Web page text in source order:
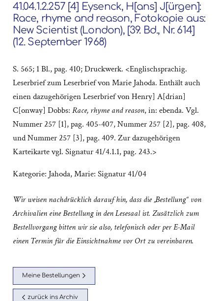
41.04.1.2.257 [4] Eysenck, H[ans] J[ürgen]:
Race, rhyme and reason, Fotokopie aus:
New Scientist (London), [39. Bd., Nr. 614]
(12. September 1968)
S. 565; 1 Bl., pag. 410; Druckwerk. <Englischsprachig.
Leserbrief zum Leserbrief von Marie Jahoda. Enthält auch
einen dazugehörigen Leserbrief von Henry] A[drian]
C[onway] Dobbs: Race, rhyme and reason, in: ebenda. Vgl.
Nummer 257 [1], pag. 405-407, Nummer 257 [2], pag. 408,
und Nummer 257 [3], pag. 409. Zur dazugehörigen
Karteikarte vgl. Signatur 41/4.1.1, pag. 243.>
Kategorie: Jahoda, Marie: Signatur 41/04
Wir weisen nachdrücklich darauf hin, dass die „Bestellung“ von
Archivalien eine Bestellung in den Lesesaal ist. Zusätzlich zum
Bestellvorgang bitten wir sie also, telefonisch oder per E-Mail
einen Termin für die Einsichtnahme vor Ort zu vereinbaren.
Meine Bestellungen
zurück ins Archiv